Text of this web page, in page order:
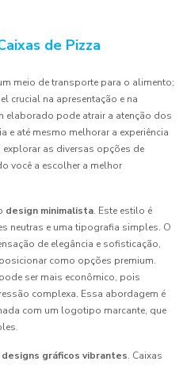
de Pizza
meio de transporte para o alimento;
crucial na apresentação e na
elaborado pode atrair a atenção dos
e até mesmo melhorar a experiência
as diversas opções de
você a escolher a melhor
design minimalista. Este estilo é
neutras e uma tipografia simples. O
de elegância e sofisticação,
como opções premium.
ser mais econômico, pois
complexa. Essa abordagem é
com um logotipo marcante, que
designs gráficos vibrantes. Caixas